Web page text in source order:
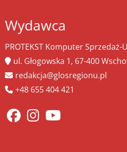
Wydawca
PROTEKST Komputer Sprzedaż-
ul. Głogowska 1, 67-400
redakcja@glosregionu.pl
+48 655 404 421